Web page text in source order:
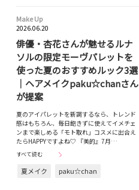
Make Up
2026.06.20
俳優・杏花さんが魅せるルナ
ソルの限定モーヴパレットを
使った夏のおすすめルック3選
｜ヘアメイクpaku☆chanさん
が提案
夏のアイパレットを新調するなら、トレンド
感はもちろん、毎日飽きずに使えてイメチェ
ンまで楽しめる「モト取れ」コスメに出合え
たらHAPPYですよね♡ 『美的』7月…
すべて読む
夏メイク paku☆chan